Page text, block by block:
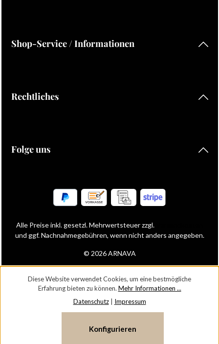
Shop-Service / Informationen
Rechtliches
Folge uns
© 2026 ARNAVA
Alle Preise inkl. gesetzl. Mehrwertsteuer zzgl.
und ggf. Nachnahmegebühren, wenn nicht anders angegeben.
Diese Website verwendet Cookies, um eine bestmögliche
Erfahrung bieten zu können. Mehr Informationen ...
Datenschutz| Impressum
Konfigurieren